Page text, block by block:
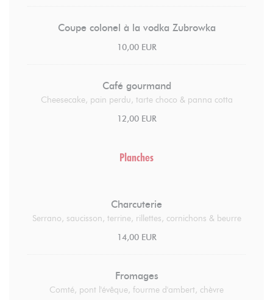
Coupe colonel à la vodka Zubrowka
10,00 EUR
Café gourmand
Cheesecake, pain perdu, tarte choco & panna cotta
12,00 EUR
Planches
Charcuterie
Serrano, saucisson, terrine, rillettes, cornichons & beurre
14,00 EUR
Fromages
Comté, pont l'évêque, fourme d'ambert, chèvre